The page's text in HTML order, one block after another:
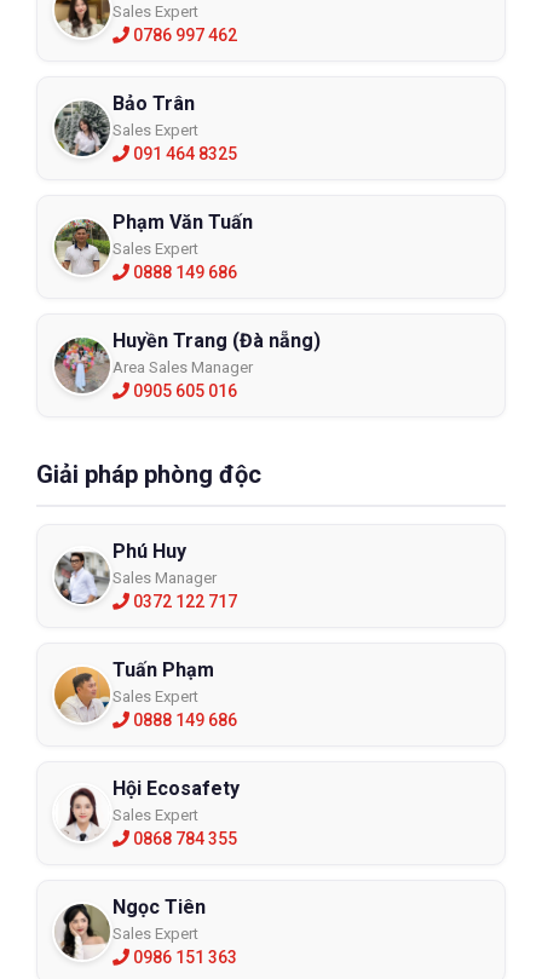
Sales Expert
0786 997 462
Bảo Trân
Sales Expert
091 464 8325
Phạm Văn Tuấn
Sales Expert
0888 149 686
Huyền Trang (Đà nẵng)
Area Sales Manager
0905 605 016
Giải pháp phòng độc
Phú Huy
Sales Manager
0372 122 717
Tuấn Phạm
Sales Expert
0888 149 686
Hội Ecosafety
Sales Expert
0868 784 355
Ngọc Tiên
Sales Expert
0986 151 363